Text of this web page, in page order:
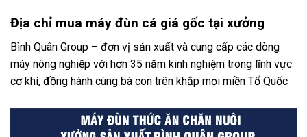
Địa chỉ mua máy đùn cá giá gốc tại xưởng
Bình Quân Group – đơn vị sản xuất và cung cấp các dòng
máy nông nghiệp với hơn 35 năm kinh nghiệm trong lĩnh vực
cơ khí, đồng hành cùng bà con trên khắp mọi miền Tổ Quốc